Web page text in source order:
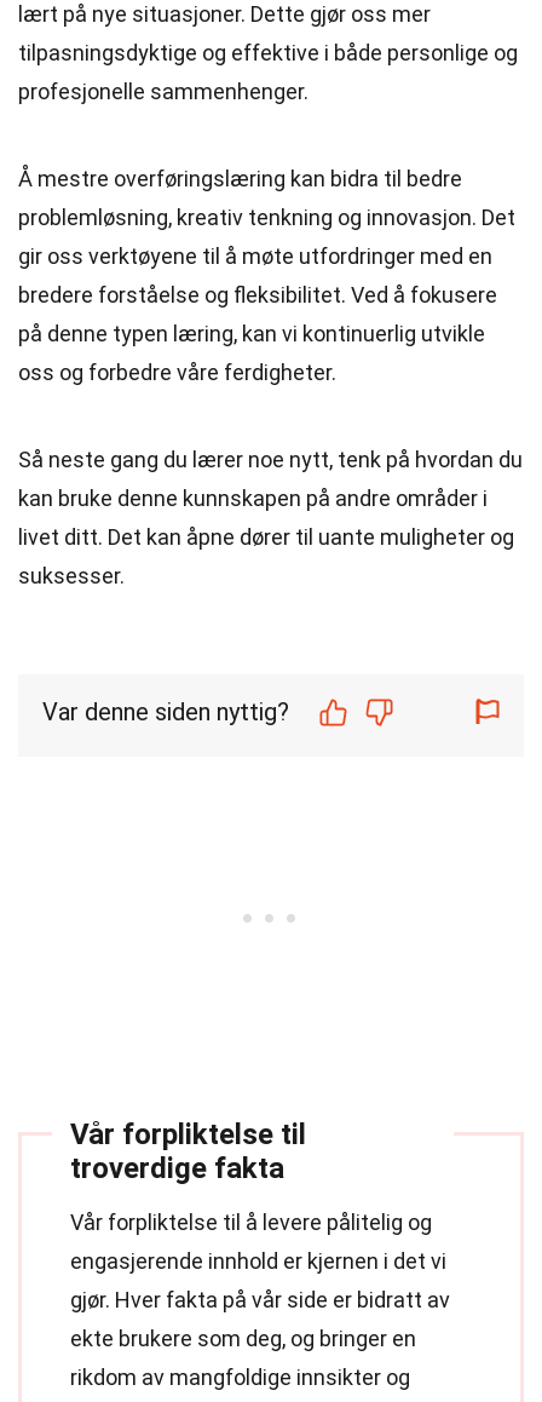
lært på nye situasjoner. Dette gjør oss mer
tilpasningsdyktige og effektive i både personlige og
profesjonelle sammenhenger.
Å mestre overføringslæring kan bidra til bedre
problemløsning, kreativ tenkning og innovasjon. Det
gir oss verktøyene til å møte utfordringer med en
bredere forståelse og fleksibilitet. Ved å fokusere
på denne typen læring, kan vi kontinuerlig utvikle
oss og forbedre våre ferdigheter.
Så neste gang du lærer noe nytt, tenk på hvordan du
kan bruke denne kunnskapen på andre områder i
livet ditt. Det kan åpne dører til uante muligheter og
suksesser.
Var denne siden nyttig?
Vår forpliktelse til
troverdige fakta
Vår forpliktelse til å levere pålitelig og
engasjerende innhold er kjernen i det vi
gjør. Hver fakta på vår side er bidratt av
ekte brukere som deg, og bringer en
rikdom av mangfoldige innsikter og